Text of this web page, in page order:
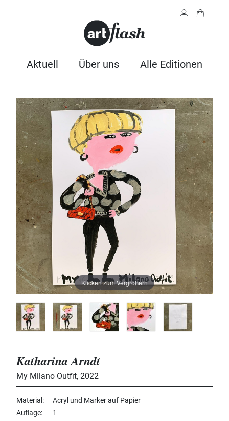
Aktuell Über uns Alle Editionen
Klicken zum Vergrößern
Katharina Arndt
My Milano Outfit, 2022
Material
Acryl und Marker auf Papier
Auflage
1